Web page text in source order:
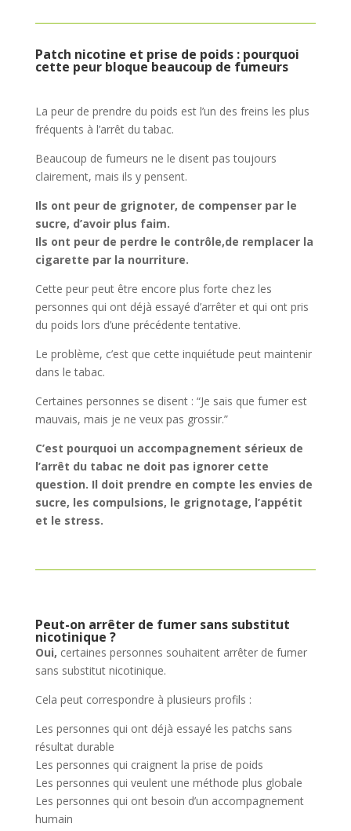
Patch nicotine et prise de poids : pourquoi
cette peur bloque beaucoup de fumeurs
La peur de prendre du poids est l’un des freins les plus
fréquents à l’arrêt du tabac.
Beaucoup de fumeurs ne le disent pas toujours
clairement, mais ils y pensent.
Ils ont peur de grignoter, de compenser par le
sucre, d’avoir plus faim.
Ils ont peur de perdre le contrôle,de remplacer la
cigarette par la nourriture.
Cette peur peut être encore plus forte chez les
personnes qui ont déjà essayé d’arrêter et qui ont pris
du poids lors d’une précédente tentative.
Le problème, c’est que cette inquiétude peut maintenir
dans le tabac.
Certaines personnes se disent : “Je sais que fumer est
mauvais, mais je ne veux pas grossir.”
C’est pourquoi un accompagnement sérieux de
l’arrêt du tabac ne doit pas ignorer cette
question. Il doit prendre en compte les envies de
sucre, les compulsions, le grignotage, l’appétit
et le stress.
Peut-on arrêter de fumer sans substitut
nicotinique ?
Oui, certaines personnes souhaitent arrêter de fumer
sans substitut nicotinique.
Cela peut correspondre à plusieurs profils :
Les personnes qui ont déjà essayé les patchs sans
résultat durable
Les personnes qui craignent la prise de poids
Les personnes qui veulent une méthode plus globale
Les personnes qui ont besoin d’un accompagnement
humain